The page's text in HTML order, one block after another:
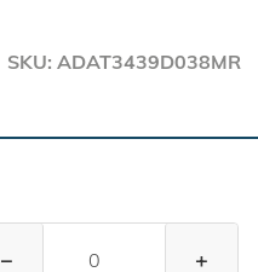
SKU: ADAT3439D038MR
− +